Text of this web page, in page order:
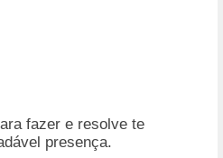
fazer e resolve te
presença.